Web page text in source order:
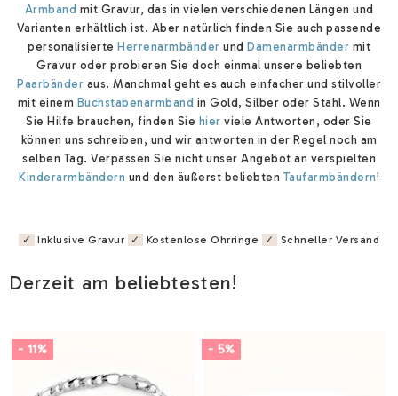
Armband mit Gravur, das in vielen verschiedenen Längen und
Varianten erhältlich ist. Aber natürlich finden Sie auch passende
personalisierte Herrenarmbänder und Damenarmbänder mit
Gravur oder probieren Sie doch einmal unsere beliebten
Paarbänder aus. Manchmal geht es auch einfacher und stilvoller
mit einem Buchstabenarmband in Gold, Silber oder Stahl. Wenn
Sie Hilfe brauchen, finden Sie hier viele Antworten, oder Sie
können uns schreiben, und wir antworten in der Regel noch am
selben Tag. Verpassen Sie nicht unser Angebot an verspielten
Kinderarmbändern und den äußerst beliebten Taufarmbändern!
✓ Inklusive Gravur ✓ Kostenlose Ohrringe ✓ Schneller Versand
Derzeit am beliebtesten!
- 11% - 5%